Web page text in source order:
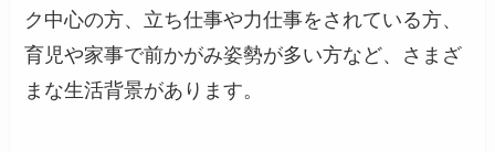
ク中心の方、立ち仕事や力仕事をされている方、
育児や家事で前かがみ姿勢が多い方など、さまざ
まな生活背景があります。